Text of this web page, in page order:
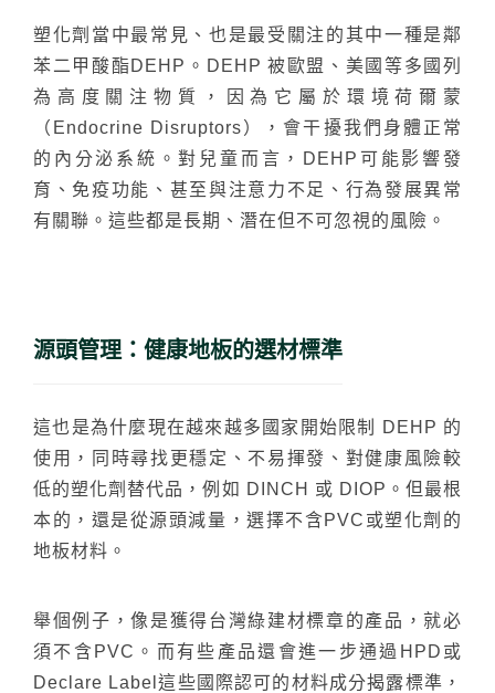
搜尋
熱門搜尋 太格AI報你知 隔音建材
ESG
塑化劑當中最常見、也是最受關注的其中一種是鄰
苯二甲酸酯DEHP。DEHP 被歐盟、美國等多國列
為高度關注物質，因為它屬於環境荷爾蒙
（Endocrine Disruptors），會干擾我們身體正常
的內分泌系統。對兒童而言，DEHP可能影響發
育、免疫功能、甚至與注意力不足、行為發展異常
有關聯。這些都是長期、潛在但不可忽視的風險。
源頭管理：健康地板的選材標準
這也是為什麼現在越來越多國家開始限制 DEHP 的
使用，同時尋找更穩定、不易揮發、對健康風險較
低的塑化劑替代品，例如 DINCH 或 DIOP。但最根
本的，還是從源頭減量，選擇不含PVC或塑化劑的
地板材料。
舉個例子，像是獲得台灣綠建材標章的產品，就必
須不含PVC。而有些產品還會進一步通過HPD或
Declare Label這些國際認可的材料成分揭露標準，